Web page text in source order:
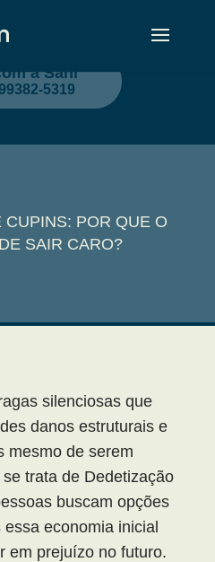
a Sani
5319
POR QUE O
SAIR CARO?
silenciosas que
danos estruturais e
mesmo de serem
trata de Dedetização
buscam opções
economia inicial
em prejuízo no futuro.